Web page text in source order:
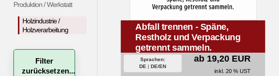
Produktion / Werkstatt
Holzindustrie /
Holzverarbeitung
Filter
zurücksetzen...
Abfall trennen - Späne,
Restholz und Verpackung
getrennt sammeln.
Sprachen:
DE
DE/EN
ab 19,20 EUR
inkl. 20 % UST